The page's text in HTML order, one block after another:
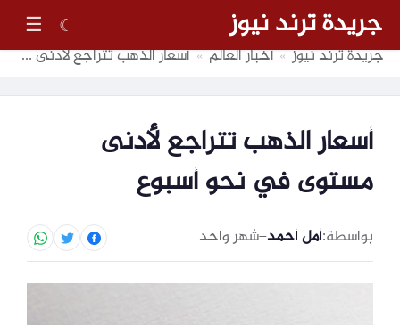
جريدة ترند نيوز ☾
☰
جريدة ترند نيوز » أخبار العالم » أسعار الذهب تتراجع لأدنى مستوى في نحو أسبوع
أسعار الذهب تتراجع لأدنى
مستوى في نحو أسبوع
بواسطة:أمل أحمد–شهر واحد